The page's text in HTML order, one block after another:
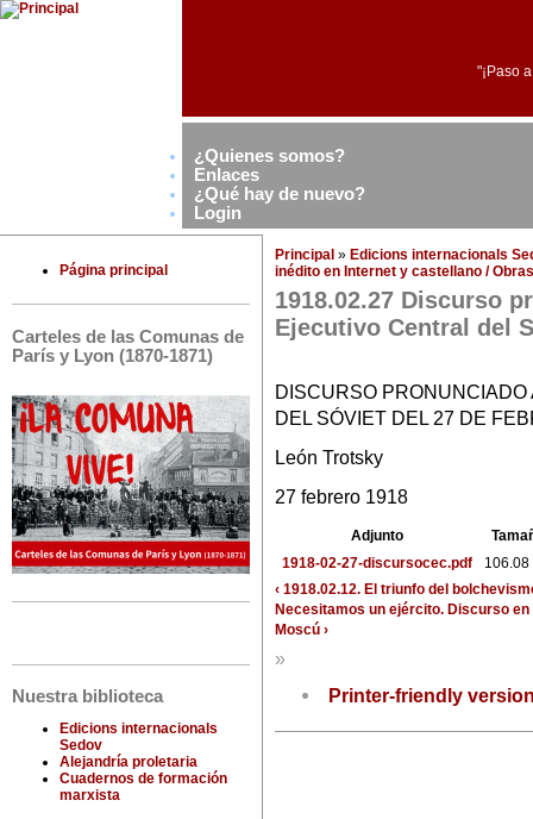
"¡Paso
¿Quienes somos?
Enlaces
¿Qué hay de nuevo?
Login
Página principal
Carteles de las Comunas de
París y Lyon (1870-1871)
Nuestra biblioteca
Edicions internacionals
Sedov
Alejandría proletaria
Cuadernos de formación
marxista
Principal » Edicions internacionals
inédito en Internet y castellano /
1918.02.27 Discurso
Ejecutivo Central del
DISCURSO
DEL SÓVIET DEL 27 DE
León Trotsky
27 febrero 1918
Adjunto
1918-02-27-discursocec.pdf
106.08
‹ 1918.02.12. El triunfo del
Necesitamos un ejército. Discurso
Moscú ›
»
Printer-friendly